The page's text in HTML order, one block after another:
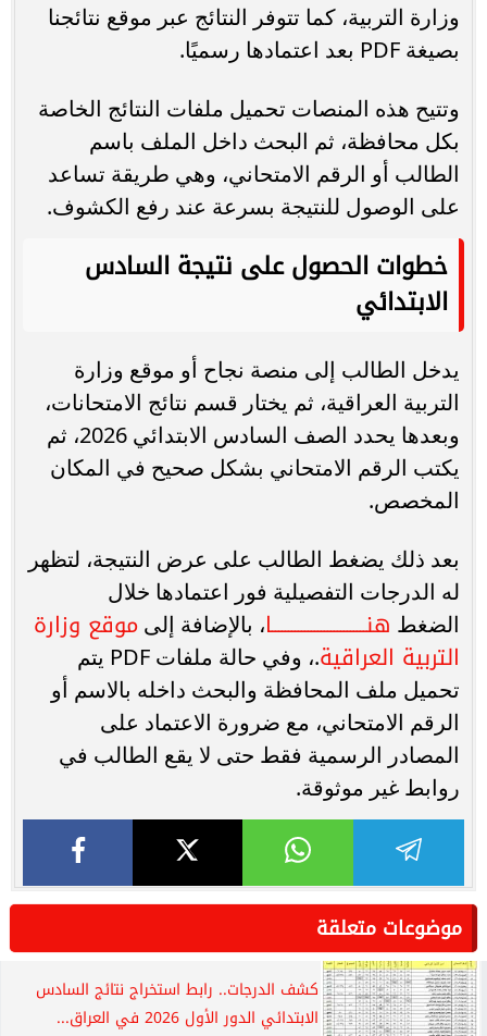
وزارة التربية، كما تتوفر النتائج عبر موقع نتائجنا
بصيغة PDF بعد اعتمادها رسميًا.
وتتيح هذه المنصات تحميل ملفات النتائج الخاصة
بكل محافظة، ثم البحث داخل الملف باسم
الطالب أو الرقم الامتحاني، وهي طريقة تساعد
على الوصول للنتيجة بسرعة عند رفع الكشوف.
خطوات الحصول على نتيجة السادس
الابتدائي
يدخل الطالب إلى منصة نجاح أو موقع وزارة
التربية العراقية، ثم يختار قسم نتائج الامتحانات،
وبعدها يحدد الصف السادس الابتدائي 2026، ثم
يكتب الرقم الامتحاني بشكل صحيح في المكان
المخصص.
بعد ذلك يضغط الطالب على عرض النتيجة، لتظهر
له الدرجات التفصيلية فور اعتمادها خلال
الضغط هنـــــــــــــــــــــــــــــا، بالإضافة إلى موقع وزارة
التربية العراقية
.، وفي حالة ملفات PDF يتم
تحميل ملف المحافظة والبحث داخله بالاسم أو
الرقم الامتحاني، مع ضرورة الاعتماد على
المصادر الرسمية فقط حتى لا يقع الطالب في
روابط غير موثوقة.
موضوعات متعلقة
كشف الدرجات.. رابط استخراج نتائج السادس
الابتدائي الدور الأول 2026 في العراق...